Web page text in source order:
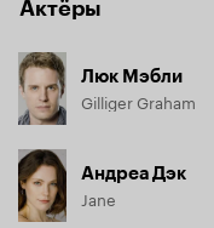
Актёры
Люк Мэбли
Gilliger Graham
Андреа Дэк
Jane